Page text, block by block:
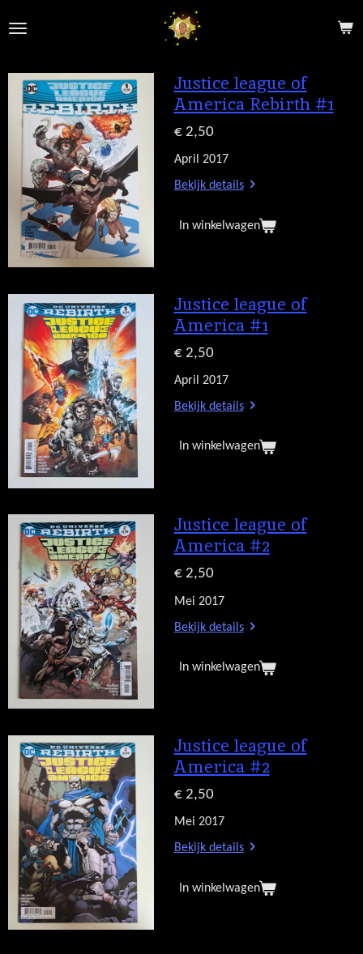
direct
de
hoofdinhoud
Justice league of
America Rebirth #1
€ 2,50
April 2017
Bekijk details
In winkelwagen
Justice league of
America #1
€ 2,50
April 2017
Bekijk details
In winkelwagen
Justice league of
America #2
€ 2,50
Mei 2017
Bekijk details
In winkelwagen
Justice league of
America #2
€ 2,50
Mei 2017
Bekijk details
In winkelwagen